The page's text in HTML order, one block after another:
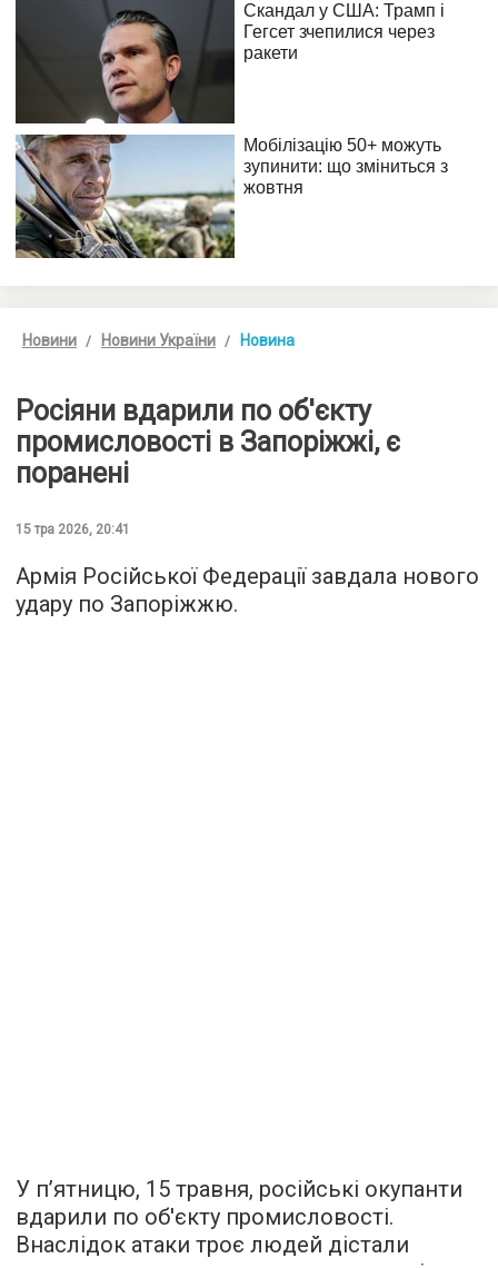
Новини Новини України Новина
Росіяни вдарили по об'єкту
промисловості в Запоріжжі, є
поранені
15 тра 2026, 20:41
Армія Російської Федерації завдала нового
удару по Запоріжжю.
У п’ятницю, 15 травня, російські окупанти
вдарили по об'єкту промисловості.
Внаслідок атаки троє людей дістали